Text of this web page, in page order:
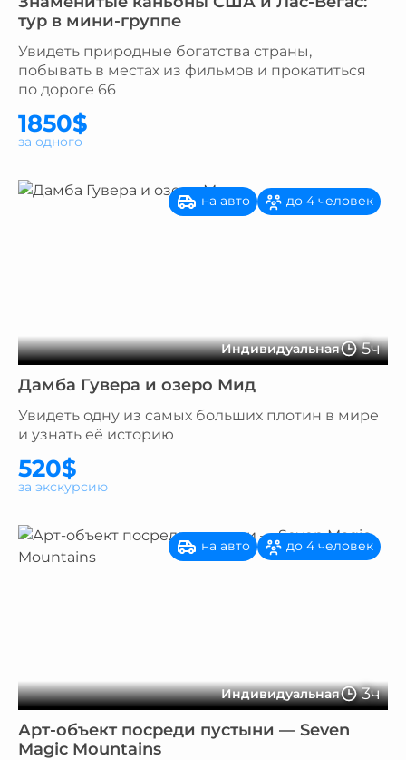
тур в мини-группе
Увидеть природные богатства страны,
побывать в местах из фильмов и прокатиться
по дороге 66
1850$
за одного
Индивидуальная 5ч
на авто до 4 человек
Дамба Гувера и озеро Мид
Увидеть одну из самых больших плотин в мире
и узнать её историю
520$
за экскурсию
Индивидуальная 3ч
на авто до 4 человек
Арт-объект посреди пустыни — Seven
Magic Mountains